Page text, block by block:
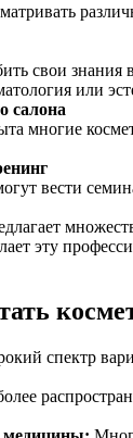
свои знания
или
салона
многие
вести
эту
спектр